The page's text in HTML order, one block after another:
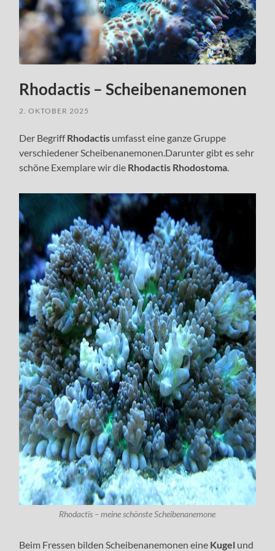
Rhodactis – Scheibenanemonen
2. OKTOBER 2025
Der BegriffRhodactis umfasst eine ganze Gruppe
verschiedener Scheibenanemonen.Darunter gibt es sehr
schöne Exemplare wir die Rhodactis Rhodostoma.
Rhodactis – meine schönste Scheibenanemone
Beim Fressen bilden Scheibenanemonen eine Kugel und